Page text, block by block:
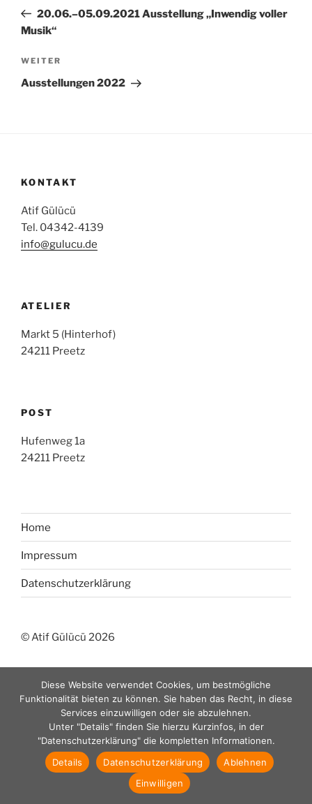
Beitrag
20.06.–05.09.2021 Ausstellung „Inwendig voller
Musik“
Nächster
Beitrag
WEITER
Ausstellungen 2022
KONTAKT
Atif Gülücü
Tel. 04342-4139
info@gulucu.de
ATELIER
Markt 5 (Hinterhof)
24211 Preetz
POST
Hufenweg 1a
24211 Preetz
Home
Impressum
Datenschutzerklärung
© Atif Gülücü 2026
Diese Website verwendet Cookies, um bestmögliche
Funktionalität bieten zu können. Sie haben das Recht, in diese
Services einzuwilligen oder sie abzulehnen.
Unter "Details" finden Sie hierzu Kurzinfos, in der
"Datenschutzerklärung" die kompletten Informationen.
Einwilligen
Ablehnen
Datenschutzerklärung
Details